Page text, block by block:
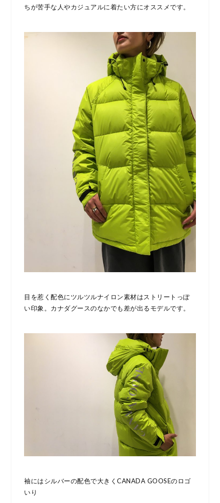
ちが苦手な人やカジュアルに着たい方にオススメです。
目を惹く配色にツルツルナイロン素材はストリートっぽ
い印象。カナダグースのなかでも差が出るモデルです。
袖にはシルバーの配色で大きくCANADA GOOSEのロゴ
いり